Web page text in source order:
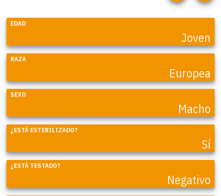
EDAD
Joven
RAZA
Europea
SEXO
Macho
¿ESTÁ ESTERILIZADO?
Sí
¿ESTÁ TESTADO?
Negativo